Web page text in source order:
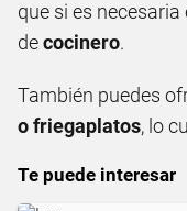
que si es
decocinero.
También puedes
o friegaplatos, lo
Te puede interesar